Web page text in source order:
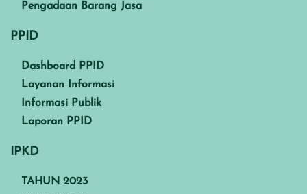
Pengadaan Barang Jasa
PPID
Dashboard PPID
Layanan Informasi
Informasi Publik
Laporan PPID
IPKD
TAHUN 2023